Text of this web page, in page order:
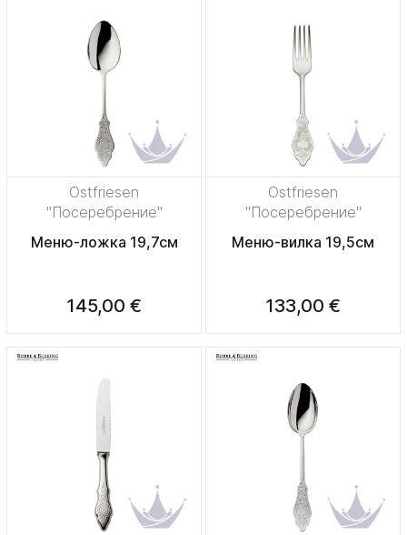
Ostfriesen
"Посеребрение"
Меню-ложка 19,7см
145,00 €
Ostfriesen
"Посеребрение"
Меню-вилка 19,5см
133,00 €